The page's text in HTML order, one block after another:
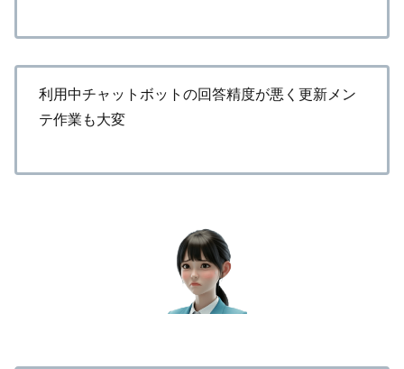
利用中チャットボットの回答精度が悪く更新メン
テ作業も大変